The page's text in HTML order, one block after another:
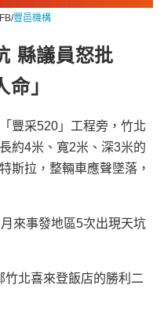
豐邑機構
縣議員怒批
」
豐采520」工程旁，竹北
約4米、寬2米、深3米的
斯拉，整輛車應聲墜落，
來事發地區5次出現天坑
竹北喜來登飯店的勝利二